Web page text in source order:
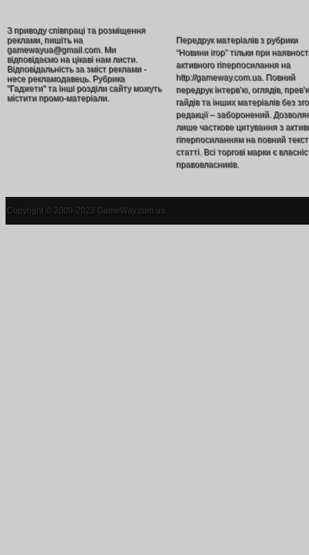
З приводу співпраці та розміщення
реклами, пишіть на
gamewayua@gmail.com. Ми
відповідаємо на цікаві нам листи.
Відповідальність за зміст реклами -
несе рекламодавець. Рубрика
"Гаджети" та інші розділи сайту можуть
містити промо-матеріали.
Передрук матеріалів з рубрики
“Новини ігор” тільки при
активного гіперпосилання на
http://gameway.com.ua. Повний
передрук інтерв’ю, оглядів,
гайдів та інших матеріалів без
редакції – заборонений.
лише часткове цитування з
гіперпосиланням на повний текст
статті. Всі торгові марки є
правовласників.
Copyright © 2009-2023 GameWay.com.ua